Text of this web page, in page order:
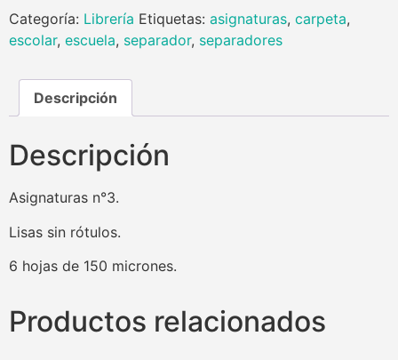
Categoría: Librería Etiquetas: asignaturas, carpeta,
escolar, escuela, separador, separadores
Descripción
Descripción
Asignaturas n°3.
Lisas sin rótulos.
6 hojas de 150 micrones.
Productos relacionados